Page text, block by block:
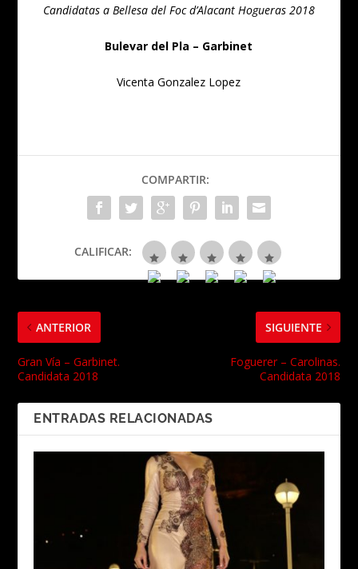
Candidatas a Bellesa del Foc d’Alacant Hogueras 2018
Bulevar del Pla – Garbinet
Vicenta Gonzalez Lopez
COMPARTIR:
CALIFICAR:
ANTERIOR
Gran Vía – Garbinet.
Candidata 2018
SIGUIENTE
Foguerer – Carolinas.
Candidata 2018
ENTRADAS RELACIONADAS